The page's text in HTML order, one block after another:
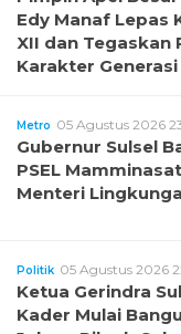
Edy Manaf Lepas
XII dan Tegaskan
Karakter Generasi
Metro 05 Agustus 2026
Gubernur Sulsel
PSEL
Menteri
Politik 05 Agustus 2026
Ketua Gerindra
Kader Mulai